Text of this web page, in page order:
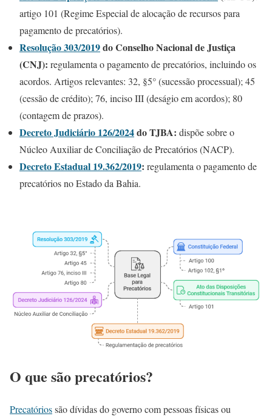
artigo 101 (Regime Especial de alocação de recursos para
pagamento de precatórios).
Resolução 303/2019do Conselho Nacional de Justiça
(CNJ): regulamenta o pagamento de precatórios, incluindo os
acordos. Artigos relevantes: 32, §5° (sucessão processual); 45
(cessão de crédito); 76, inciso III (deságio em acordos); 80
(contagem de prazos).
Decreto Judiciário 126/2024do TJBA: dispõe sobre o
Núcleo Auxiliar de Conciliação de Precatórios (NACP).
Decreto Estadual 19.362/2019: regulamenta o pagamento de
precatórios no Estado da Bahia.
O que são precatórios?
Precatóriossão dívidas do governo com pessoas físicas ou